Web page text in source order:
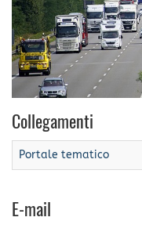
Collegamenti
Portale tematico
E-mail